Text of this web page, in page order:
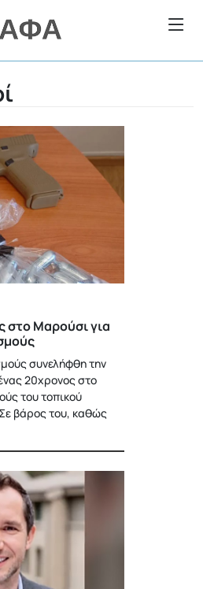
στο Μαρούσι για
συνελήφθη την
20χρονος στο
του τοπικού
βάρος του, καθώς